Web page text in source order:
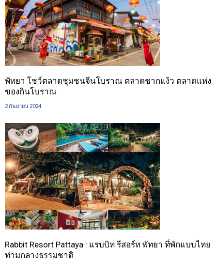
พัทยา โชว์ตลาดชุมชนจีนโบราณ ตลาดชากแง้ว ตลาดแห่ง
ของกินโบราณ
2 กันยายน 2024
Rabbit Resort Pattaya : แรบบิท รีสอร์ท พัทยา ที่พักแบบไทย
ท่ามกลางธรรมชาติ